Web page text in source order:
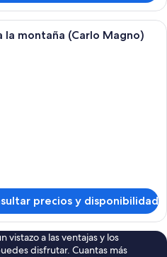
Habitación de hotel con cama,
la montaña (Carlo Magno)
precios y disponibilidad
vistazo a las ventajas y los
disfrutar. Cuantas más